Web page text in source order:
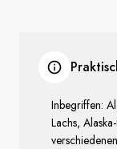
Inbegriffen:
Lachs,